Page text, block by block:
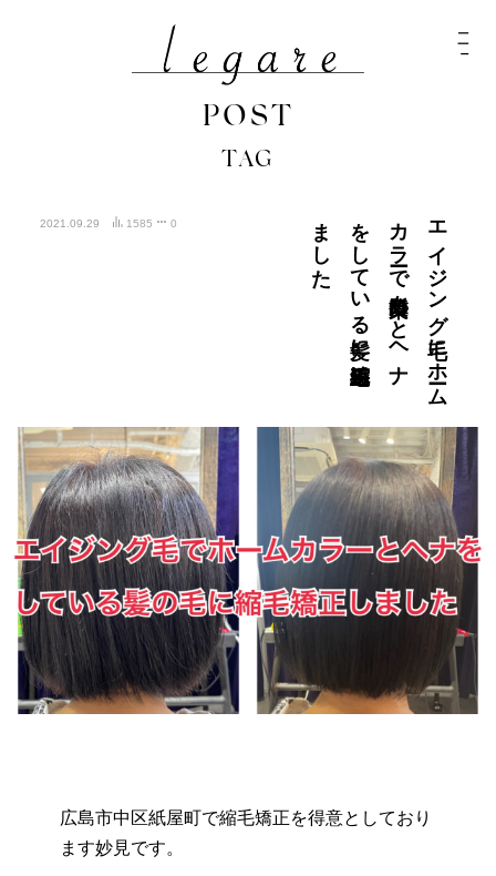
POST
TAG
2021.09.29 1585 0 エ
イ
ジ
ン
グ
毛に
ホ
ーム
カ
ラ
ーで
白髪染め
と
ヘ
ナ
を
し
て
い
る
髪に
縮毛矯正し
ま
し
た
広島市中区紙屋町で縮毛矯正を得意としており
ます妙見です。